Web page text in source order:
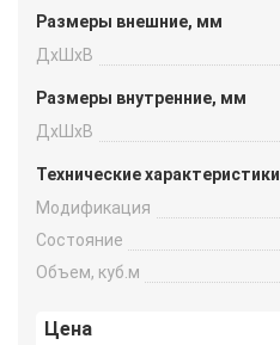
Размеры внешние, мм
ДxШxВ
Размеры внутренние, мм
ДxШxВ
Технические характеристики
Модификация
Состояние
Объем, куб.м
Цена